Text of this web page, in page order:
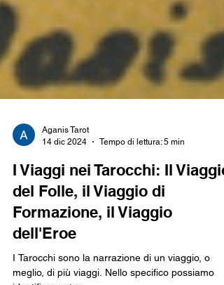
Aganis Tarot
14 dic 2024
Tempo di lettura: 5 min
I Viaggi nei Tarocchi: Il Viaggio
del Folle, il Viaggio di
Formazione, il Viaggio